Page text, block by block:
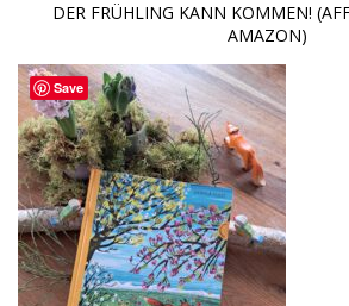
DER FRÜHLING KANN KOMMEN!
AMAZON)
Save